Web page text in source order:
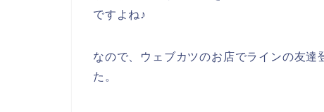
ですよね♪
なので、ウェブカツのお店でラインの友
た。